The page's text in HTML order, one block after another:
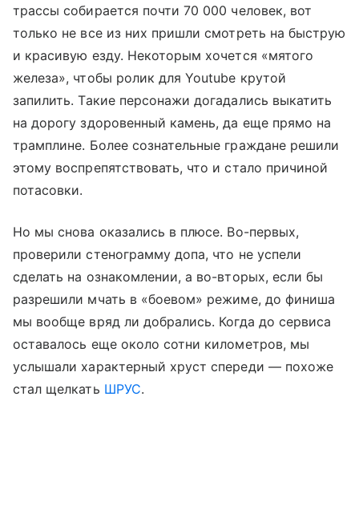
трассы собирается почти 70 000 человек, вот
только не все из них пришли смотреть на быструю
и красивую езду. Некоторым хочется «мятого
железа», чтобы ролик для Youtube крутой
запилить. Такие персонажи догадались выкатить
на дорогу здоровенный камень, да еще прямо на
трамплине. Более сознательные граждане решили
этому воспрепятствовать, что и стало причиной
потасовки.
Но мы снова оказались в плюсе. Во-первых,
проверили стенограмму допа, что не успели
сделать на ознакомлении, а во-вторых, если бы
разрешили мчать в «боевом» режиме, до финиша
мы вообще вряд ли добрались. Когда до сервиса
оставалось еще около сотни километров, мы
услышали характерный хруст спереди — похоже
стал щелкать ШРУС.